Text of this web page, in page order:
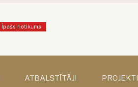
Īpašs notikums
ATBALSTĪTĀJI PROJEKTI